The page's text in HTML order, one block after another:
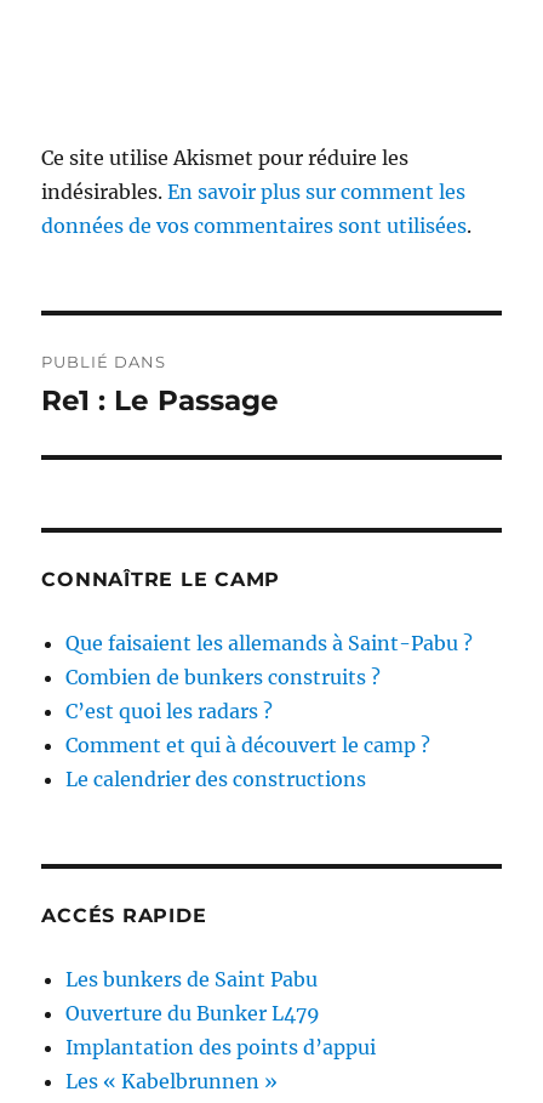
Ce site utilise Akismet pour réduire les
indésirables.En savoir plus sur comment les
données de vos commentaires sont utilisées.
de
PUBLIÉ DANS
Re1 : Le Passage
CONNAÎTRE LE CAMP
Que faisaient les allemands à Saint-Pabu ?
Combien de bunkers construits ?
C’est quoi les radars ?
Comment et qui à découvert le camp ?
Le calendrier des constructions
ACCÉS RAPIDE
Les bunkers de Saint Pabu
Ouverture du Bunker L479
Implantation des points d’appui
Les « Kabelbrunnen »